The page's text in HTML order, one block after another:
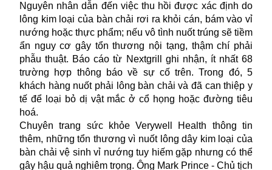
Nguyên nhân dẫn đến việc thu hồi được xác định do
lông kim loại của bàn chải rơi ra khỏi cán, bám vào vỉ
nướng hoặc thực phẩm; nếu vô tình nuốt trúng sẽ tiềm
ẩn nguy cơ gây tổn thương nội tạng, thậm chí phải
phẫu thuật. Báo cáo từ Nextgrill ghi nhận, ít nhất 68
trường hợp thông báo về sự cố trên. Trong đó, 5
khách hàng nuốt phải lông bàn chải và đã can thiệp y
tế để loại bỏ dị vật mắc ở cổ họng hoặc đường tiêu
hoá.
Chuyên trang sức khỏe Verywell Health thông tin
thêm, những tổn thương vì nuốt lông dây kim loại của
bàn chải vệ sinh vỉ nướng tuy hiếm gặp nhưng có thể
gây hậu quả nghiêm trọng. Ông Mark Prince - Chủ tịch